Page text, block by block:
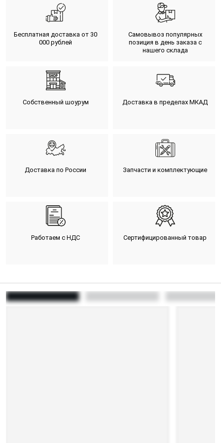
Бесплатная доставка от 30
000 рублей
Самовывоз популярных
позиция в день заказа с
нашего склада
Собственный шоурум Доставка в пределах МКАД
Доставка по России Запчасти и комплектующие
Работаем с НДС Сертифицированный товар